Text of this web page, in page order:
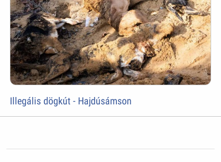
Illegális dögkút - Hajdúsámson